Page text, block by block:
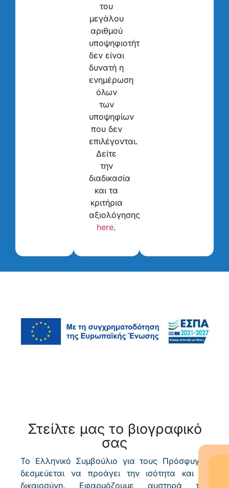
του
μεγάλου
αριθμού
υποψηφιοτήτων
δεν είναι
δυνατή η
ενημέρωση
όλων
των
υποψηφίων
που δεν
επιλέγονται.
Δείτε
την
διαδικασία
και τα
κριτήρια
αξιολόγησης
here.
Στείλτε μας το βιογραφικό
σας
Το Ελληνικό Συμβούλιο για τους Πρόσφυγες
δεσμεύεται να προάγει την ισότητα και τη
δικαιοσύνη. Εφαρμόζουμε αυστηρά την